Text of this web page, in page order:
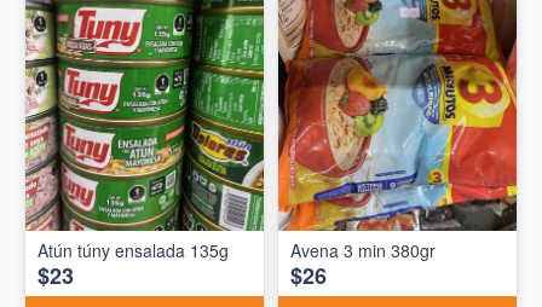
Atún túny ensalada 135g
$23
Avena 3 min 380gr
$26